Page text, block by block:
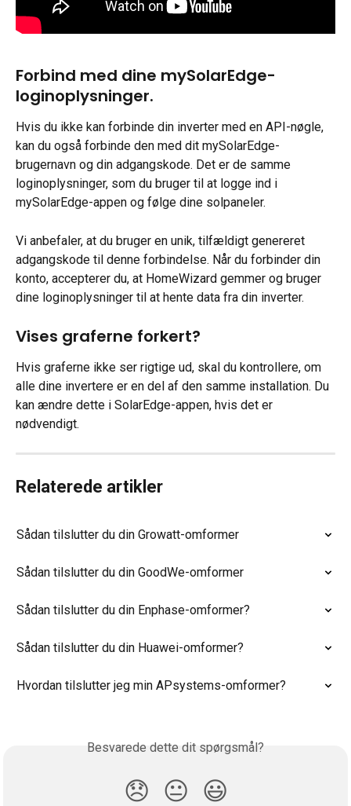
Forbind med dine mySolarEdge-
loginoplysninger.
Hvis du ikke kan forbinde din inverter med en API-nøgle,
kan du også forbinde den med dit mySolarEdge-
brugernavn og din adgangskode. Det er de samme
loginoplysninger, som du bruger til at logge ind i
mySolarEdge-appen og følge dine solpaneler.
Vi anbefaler, at du bruger en unik, tilfældigt genereret
adgangskode til denne forbindelse. Når du forbinder din
konto, accepterer du, at HomeWizard gemmer og bruger
dine loginoplysninger til at hente data fra din inverter.
Vises graferne forkert?
Hvis graferne ikke ser rigtige ud, skal du kontrollere, om
alle dine invertere er en del af den samme installation. Du
kan ændre dette i SolarEdge-appen, hvis det er
nødvendigt.
Relaterede artikler
Sådan tilslutter du din Growatt-omformer
Sådan tilslutter du din GoodWe-omformer
Sådan tilslutter du din Enphase-omformer?
Sådan tilslutter du din Huawei-omformer?
Hvordan tilslutter jeg min APsystems-omformer?
Besvarede dette dit spørgsmål?
😞 😐 😃